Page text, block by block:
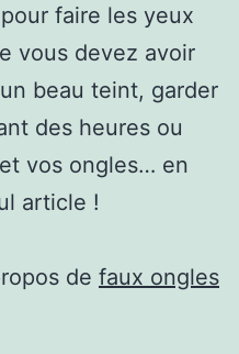
faire les yeux
vous devez avoir
beau teint, garder
des heures ou
vos ongles… en
article !
de faux ongles